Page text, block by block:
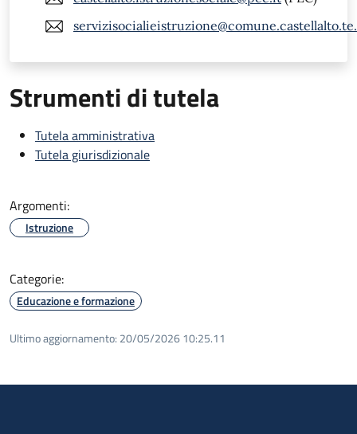
Strumenti di tutela
Tutela amministrativa
Tutela giurisdizionale
Argomenti:
Istruzione
Categorie:
Educazione e formazione
Ultimo aggiornamento: 20/05/2026 10:25.11